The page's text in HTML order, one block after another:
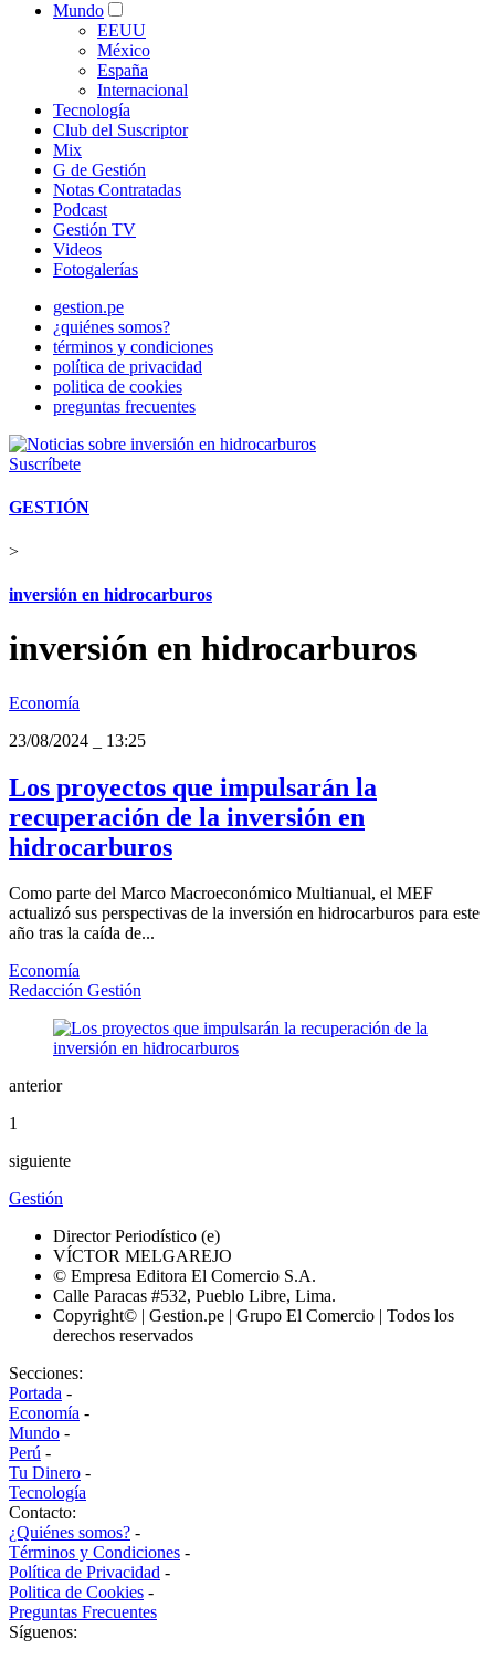
Mundo
EEUU
México
España
Internacional
Tecnología
Club del Suscriptor
Mix
G de Gestión
Notas Contratadas
Podcast
Gestión TV
Videos
Fotogalerías
gestion.pe
¿quiénes somos?
términos y condiciones
política de privacidad
politica de cookies
preguntas frecuentes
Suscríbete
GESTIÓN
>
inversión en hidrocarburos
inversión en hidrocarburos
Economía
23/08/2024
13:25
Los proyectos que impulsarán la
recuperación de la inversión en
hidrocarburos
Como parte del Marco Macroeconómico Multianual, el MEF
actualizó sus perspectivas de la inversión en hidrocarburos para este
año tras la caída de...
Economía
Redacción Gestión
anterior
1
siguiente
Gestión
Director Periodístico (e)
VÍCTOR MELGAREJO
© Empresa Editora El Comercio S.A.
Calle Paracas #532, Pueblo Libre, Lima.
Copyright© | Gestion.pe | Grupo El Comercio | Todos los
derechos reservados
Secciones:
Portada -
Economía -
Mundo -
Perú -
Tu Dinero -
Tecnología
Contacto:
¿Quiénes somos? -
Términos y Condiciones -
Política de Privacidad -
Politica de Cookies -
Preguntas Frecuentes
Síguenos: